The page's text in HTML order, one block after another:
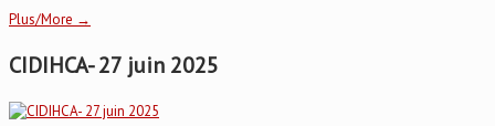
Plus/More →
CIDIHCA- 27 juin 2025